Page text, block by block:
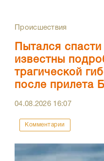
Происшествия
Пытался
известны
трагической
после прилета
04.08.2026 16:07
Комментарии